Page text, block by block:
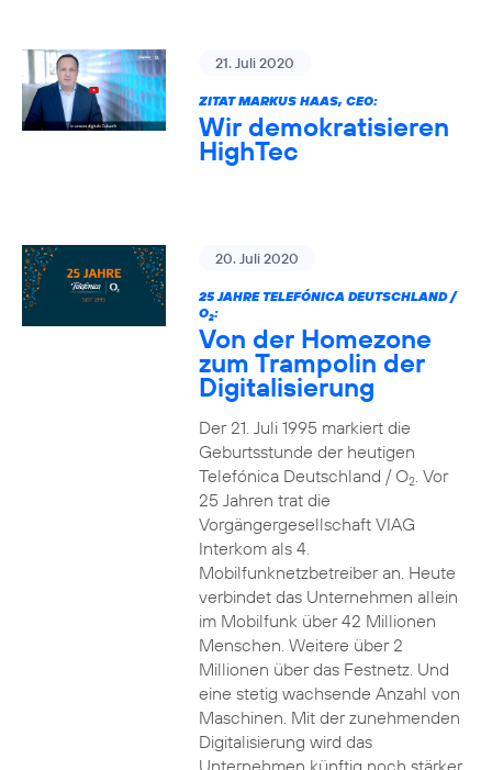
21. Juli 2020
ZITAT MARKUS HAAS, CEO:
Wir demokratisieren
HighTec
20. Juli 2020
25 JAHRE TELEFÓNICA DEUTSCHLAND /
O2:
Von der Homezone
zum Trampolin der
Digitalisierung
Der 21. Juli 1995 markiert die
Geburtsstunde der heutigen
Telefónica Deutschland / O2. Vor
25 Jahren trat die
Vorgängergesellschaft VIAG
Interkom als 4.
Mobilfunknetzbetreiber an. Heute
verbindet das Unternehmen allein
im Mobilfunk über 42 Millionen
Menschen. Weitere über 2
Millionen über das Festnetz. Und
eine stetig wachsende Anzahl von
Maschinen. Mit der zunehmenden
Digitalisierung wird das
Unternehmen künftig noch stärker